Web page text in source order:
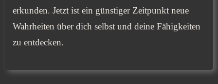
erkunden. Jetzt ist ein günstiger Zeitpunkt neue
Wahrheiten über dich selbst und deine Fähigkeiten
zu entdecken.